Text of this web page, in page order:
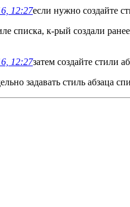
12:27если нужно создайте
списка, к-рый создали
12:27затем создайте стили
задавать стиль абзаца